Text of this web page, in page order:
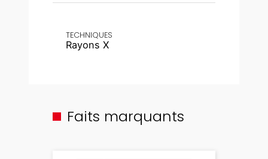
TECHNIQUES
Rayons X
Faits marquants